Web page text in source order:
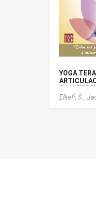
YOGA
(MASTERS)
Elkefi, S.,